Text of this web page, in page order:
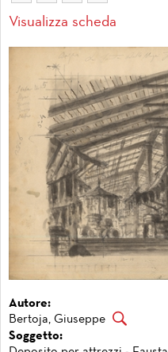
Visualizza scheda
Autore:
Bertoja, Giuseppe
Soggetto: